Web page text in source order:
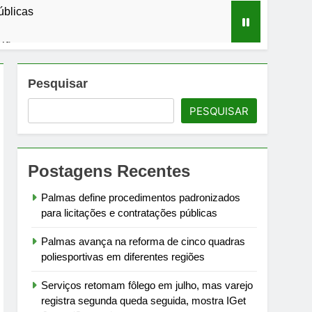
mostra IGet Getnet/Santander
de 109 km/h
Buenos Aires
na Europa
Pesquisar
PESQUISAR
Postagens Recentes
Palmas define procedimentos padronizados
para licitações e contratações públicas
Palmas avança na reforma de cinco quadras
poliesportivas em diferentes regiões
Serviços retomam fôlego em julho, mas varejo
registra segunda queda seguida, mostra IGet